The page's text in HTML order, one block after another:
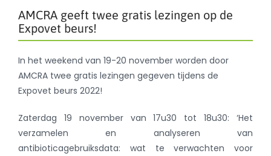
AMCRA geeft twee gratis lezingen op de
Expovet beurs!
In het weekend van 19-20 november worden door
AMCRA twee gratis lezingen gegeven tijdens de
Expovet beurs 2022!
Zaterdag 19 november van 17u30 tot 18u30: ‘Het
verzamelen en analyseren van
antibioticagebruiksdata: wat te verwachten voor